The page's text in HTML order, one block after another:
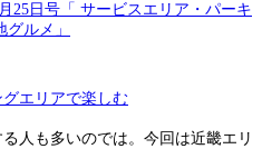
エリアで楽しむ
人も多いのでは。今回は近畿エリ